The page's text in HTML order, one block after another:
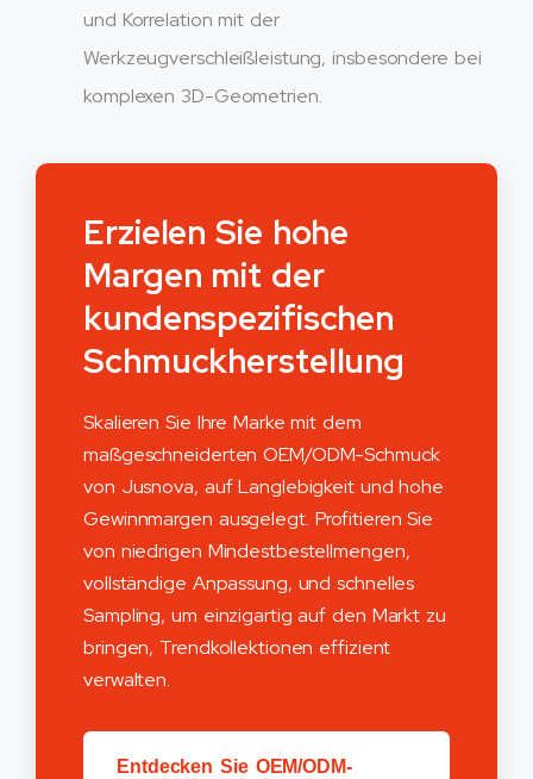
und Korrelation mit der
Werkzeugverschleißleistung, insbesondere bei
komplexen 3D-Geometrien.
Erzielen Sie hohe
Margen mit der
kundenspezifischen
Schmuckherstellung
Skalieren Sie Ihre Marke mit dem
maßgeschneiderten OEM/ODM-Schmuck
von Jusnova, auf Langlebigkeit und hohe
Gewinnmargen ausgelegt. Profitieren Sie
von niedrigen Mindestbestellmengen,
vollständige Anpassung, und schnelles
Sampling, um einzigartig auf den Markt zu
bringen, Trendkollektionen effizient
verwalten.
Entdecken Sie OEM/ODM-